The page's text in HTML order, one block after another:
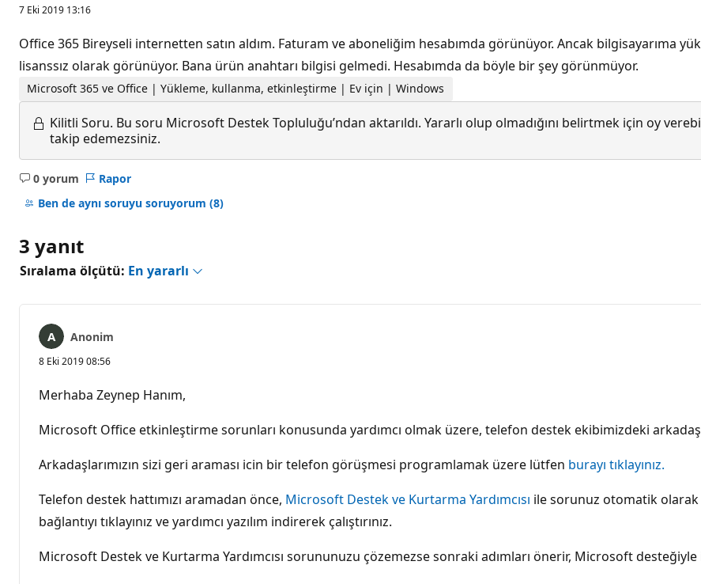
7 Eki 2019 13:16
Office 365 Bireyseli internetten satın aldım. Faturam ve aboneliğim hesabımda görünüyor. Ancak bilgisayarıma
lisanssız olarak görünüyor. Bana ürün anahtarı bilgisi gelmedi. Hesabımda da böyle bir şey görünmüyor.
Microsoft 365 ve Office | Yükleme, kullanma, etkinleştirme | Ev için | Windows
Kilitli Soru. Bu soru Microsoft Destek Topluluğu’ndan aktarıldı. Yararlı olup olmadığını belirtmek için oy
takip edemezsiniz.
0 yorum
Açıklama
yok
Rapor
Ben de aynı soruyu soruyorum (8)
3 yanıt
Sıralama ölçütü: En yararlı
Anonim
8 Eki 2019 08:56
Merhaba Zeynep Hanım,
Microsoft Office etkinleştirme sorunları konusunda yardımcı olmak üzere, telefon destek ekibimizdeki
Arkadaşlarımızın sizi geri araması icin bir telefon görüşmesi programlamak üzere lütfen burayı tıklayınız.
Telefon destek hattımızı aramadan önce, Microsoft Destek ve Kurtarma Yardımcısı ile sorunuz otomatik olarak
bağlantıyı tıklayınız ve yardımcı yazılım indirerek çalıştırınız.
Microsoft Destek ve Kurtarma Yardımcısı sorununuzu çözemezse sonraki adımları önerir, Microsoft desteğiyle